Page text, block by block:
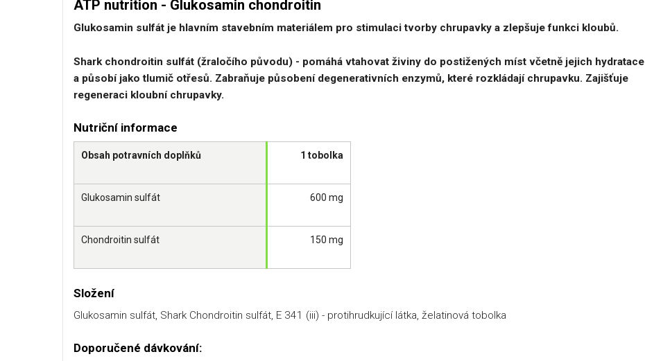
ATP nutrition - Glukosamin chondroitin
Glukosamin sulfát je hlavním stavebním materiálem pro stimulaci tvorby chrupavky a zlepšuje funkci kloubů.
Shark chondroitin sulfát (žraločího původu) - pomáhá vtahovat živiny do postižených míst včetně jejich hydratace
a působí jako tlumič otřesů. Zabraňuje působení degenerativních enzymů, které rozkládají chrupavku. Zajišťuje
regeneraci kloubní chrupavky.
Nutriční informace
Obsah potravních doplňků 1 tobolka
Glukosamin sulfát 600 mg
Chondroitin sulfát 150 mg
Složení
Glukosamin sulfát, Shark Chondroitin sulfát, E 341 (iii) - protihrudkující látka, želatinová tobolka
Doporučené dávkování: